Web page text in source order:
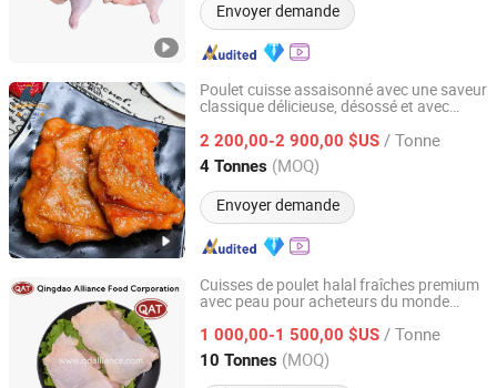
Envoyer demande
Poulet cuisse assaisonné avec une saveur
classique délicieuse, désossé et avec
2 200,00-2 900,00 $US / Tonne
4 Tonnes (MOQ)
Envoyer demande
Huaxu Yuanda (Qingdao) International Trade Co., Ltd.
Shandong, China Depuis 2026
Cuisses de poulet halal fraîches premium
avec peau pour acheteurs du monde
1 000,00-1 500,00 $US / Tonne
10 Tonnes (MOQ)
QINGDAO ALLIANCE FOOD CORP.
Shandong, China Depuis 2016